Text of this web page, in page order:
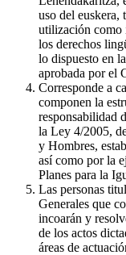
uso del euskera,
utilización como
los derechos
lo dispuesto en
aprobada por el
Corresponde a
componen la
responsabilidad
la Ley 4/2005,
y Hombres,
así como por la
Planes para la
Las personas
Generales que
incoarán y
de los actos
áreas de